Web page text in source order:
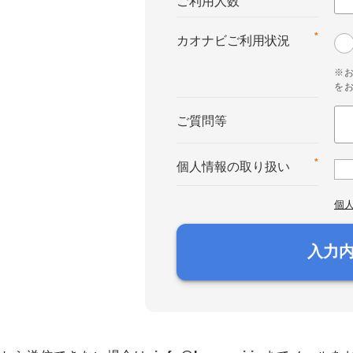
*
カオナビご利用状況
※お
を
ご質問等
*
個人情報の取り扱い
個
入力